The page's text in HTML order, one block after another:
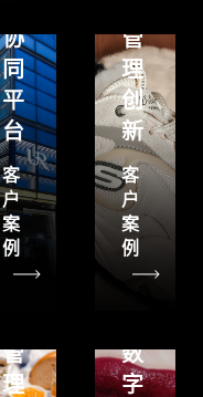
协
同
平
台
客
户
案
例
管
理
创
新
客
户
案
例
淀
粉
通
过
Centric
PLM
实
现
管
理
Centric
PLM
为
KIKO
Milano
数
字